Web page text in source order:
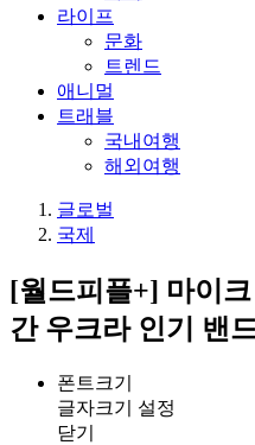
라이프
문화
트렌드
애니멀
트래블
국내여행
해외여행
글로벌
국제
[월드피플+] 마이
간 우크라 인기 밴
폰트크기
글자크기 설정
닫기